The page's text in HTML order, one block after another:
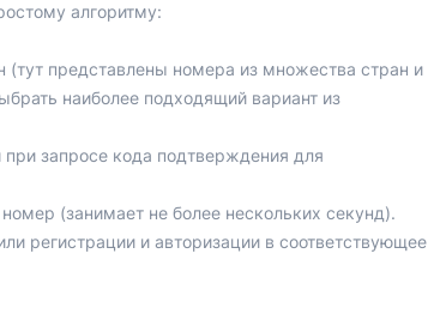
алгоритму:
(тут представлены номера из множества стран и
наиболее подходящий вариант из
запросе кода подтверждения для
(занимает не более нескольких секунд).
регистрации и авторизации в соответствующее